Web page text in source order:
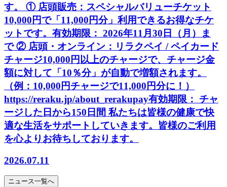
す。 ① 店頭販売：スペシャルバリューチケット
10,000円で「11,000円分」利用できるお得なチケ
ットです。有効期限： 2026年11月30日（月）ま
で ② 店頭・オンライン：リラクペイ / ペイカード
チャージ10,000円以上のチャージで、チャージ金
額に対して「10％分」が自動で増額されます。
（例：10,000円チャージで11,000円分に！）
https://reraku.jp/about_rerakupay有効期限： チャ
ージした日から150日間 私たちは皆様の健康で快
適な生活をサポートしていきます。皆様のご利用
を心よりお待ちしております。
2026.07.11
ニュース一覧へ